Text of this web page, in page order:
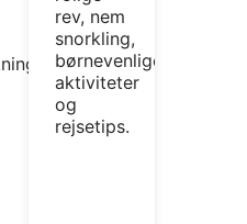
rev, nem
snorkling,
børnevenlige
aktiviteter
og
rejsetips.